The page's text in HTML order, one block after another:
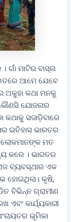
ଗାଁ ମାଟିର ବାସ୍ନା
ଆମେ ଯେବେ
ଅକୁହା କଥା ମନକୁ
ଯୋଜନାର
ସଜାଡ଼ିବାରେ
ଇତିହାସ ଭାରତର
ଲୋକମାନଙ୍କ ମତ
କରେ । ଭାରତର
ବ୍ୟବସ୍ଥାର ଏକ
ହୋଇଥିଲା। କୃଷି,
ବିଭିନ୍ନ ଗ୍ରାମୀଣ
କାର୍ଯ୍ୟକାରୀ
ଭୂମିକା